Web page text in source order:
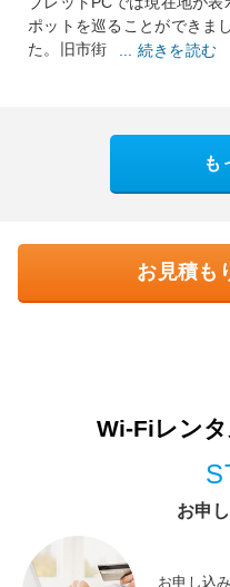
ポットを巡ることができま
た。旧市街
... 続きを読む
も
お見積も
Wi-Fiレン
お申
お申し込